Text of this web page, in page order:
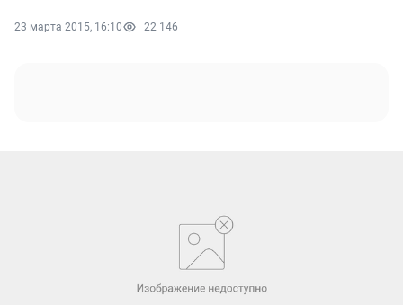
23 марта 2015, 16:10 22 146